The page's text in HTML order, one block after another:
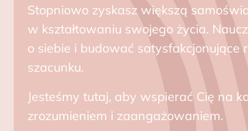
Stopniowo zyskasz większą
w kształtowaniu swojego życia.
o siebie i budować
szacunku.
Jesteśmy tutaj, aby wspierać Cię na
zrozumieniem i zaangażowaniem.